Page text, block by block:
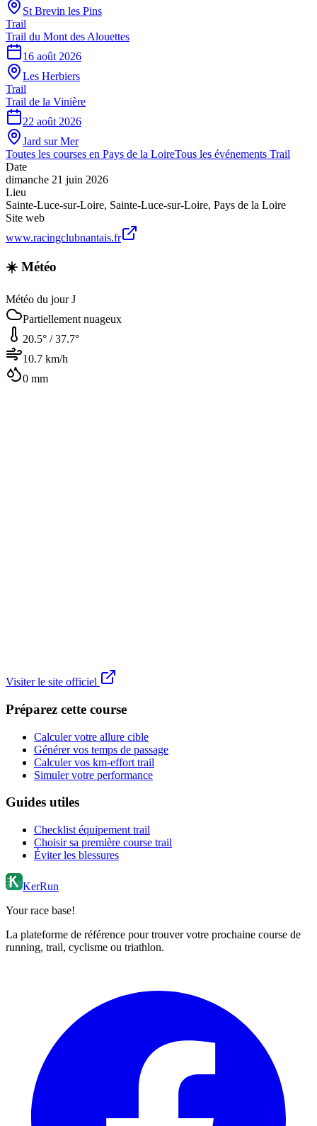
St Brevin les Pins
Trail
Trail du Mont des Alouettes
16 août 2026
Les Herbiers
Trail
Trail de la Vinière
22 août 2026
Jard sur Mer
Toutes les courses en Pays de la LoireTous les événements Trail
Date
dimanche 21 juin 2026
Lieu
Sainte-Luce-sur-Loire, Sainte-Luce-sur-Loire, Pays de la Loire
Site web
www.racingclubnantais.fr
☀️ Météo
Météo du jour J
Partiellement nuageux
20.5° /37.7°
10.7 km/h
0 mm
Visiter le site officiel
Préparez cette course
Calculer votre allure cible
Générer vos temps de passage
Calculer vos km-effort trail
Simuler votre performance
Guides utiles
Checklist équipement trail
Choisir sa première course trail
Éviter les blessures
KerRun
Your race base!
La plateforme de référence pour trouver votre prochaine course de
running, trail, cyclisme ou triathlon.